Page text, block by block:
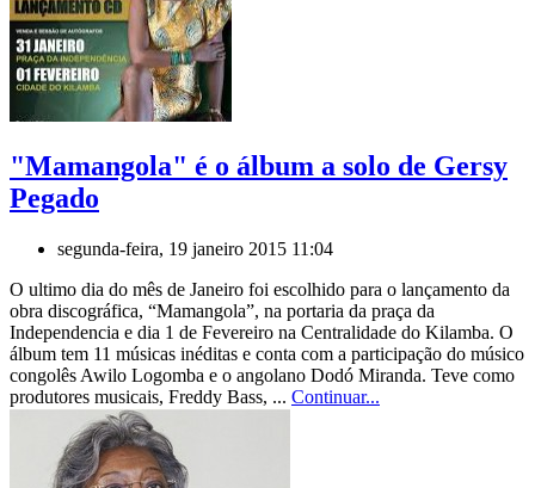
"Mamangola" é o álbum a solo de Gersy
Pegado
segunda-feira, 19 janeiro 2015 11:04
O ultimo dia do mês de Janeiro foi escolhido para o lançamento da
obra discográfica, “Mamangola”, na portaria da praça da
Independencia e dia 1 de Fevereiro na Centralidade do Kilamba. O
álbum tem 11 músicas inéditas e conta com a participação do músico
congolês Awilo Logomba e o angolano Dodó Miranda. Teve como
produtores musicais, Freddy Bass, ... Continuar...